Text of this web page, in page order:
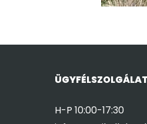
ÜGYFÉLSZOLGÁLAT
H-P 10:00-17:30